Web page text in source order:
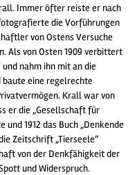
Immer öfter reiste er nach
die Vorführungen
von Ostens Versuche
Als von Osten 1909 verbittert
nahm ihn mit an die
baute eine regelrechte
Krall war von
er die „Gesellschaft für
1912 das Buch „Denkende
Zeitschrift „Tierseele“
von der Denkfähigkeit der
und Widerspruch.